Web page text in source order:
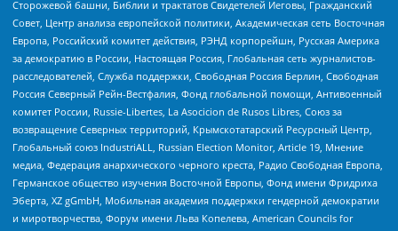
Сторожевой башни, Библии и трактатов Свидетелей Иеговы, Гражданский
Совет, Центр анализа европейской политики, Академическая сеть Восточная
Европа, Российский комитет действия, РЭНД корпорейшн, Русская Америка
за демократию в России, Настоящая Россия, Глобальная сеть журналистов-
расследователей, Служба поддержки, Свободная Россия Берлин, Свободная
Россия Северный Рейн-Вестфалия, Фонд глобальной помощи, Антивоенный
комитет России, Russie-Libertes, La Asocicion de Rusos Libres, Союз за
возвращение Северных территорий, Крымскотатарский Ресурсный Центр,
Глобальный союз IndustriALL, Russian Election Monitor, Article 19, Мнение
медиа, Федерация анархического черного креста, Радио Свободная Европа,
Германское общество изучения Восточной Европы, Фонд имени Фридриха
Эберта, XZ gGmbH, Мобильная академия поддержки гендерной демократии
и миротворчества, Форум имени Льва Копелева, American Councils for